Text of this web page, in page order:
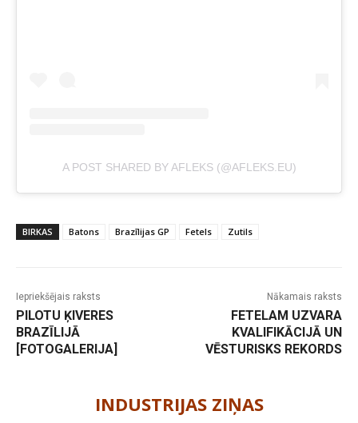
A POST SHARED BY AFLEKS (@AFLEKS.EU)
BIRKAS Batons Brazīlijas GP Fetels Zutils
Iepriekšējais raksts
PILOTU ĶIVERES
BRAZĪLIJĀ
[FOTOGALERIJA]
Nākamais raksts
FETELAM UZVARA
KVALIFIKĀCIJĀ UN
VĒSTURISKS REKORDS
INDUSTRIJAS ZIŅAS